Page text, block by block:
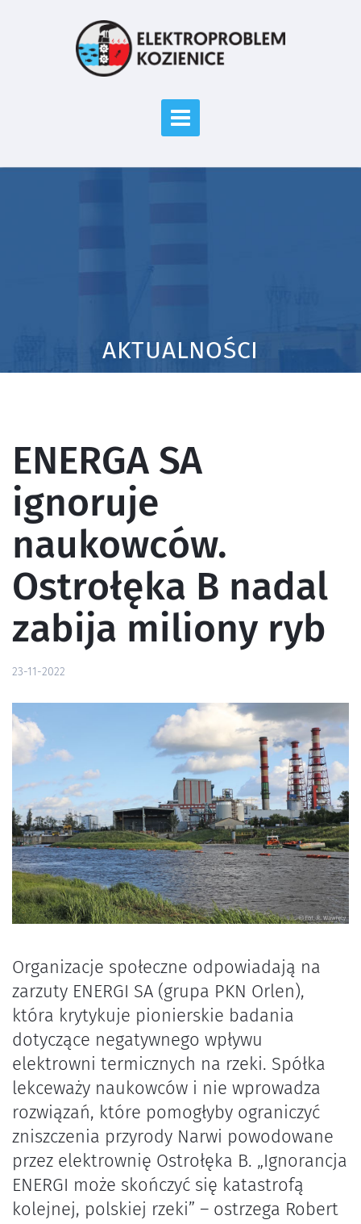
AKTUALNOŚCI
ENERGA SA
ignoruje
naukowców.
Ostrołęka B nadal
zabija miliony ryb
23-11-2022
Organizacje społeczne odpowiadają na
zarzuty ENERGI SA (grupa PKN Orlen),
która krytykuje pionierskie badania
dotyczące negatywnego wpływu
elektrowni termicznych na rzeki. Spółka
lekceważy naukowców i nie wprowadza
rozwiązań, które pomogłyby ograniczyć
zniszczenia przyrody Narwi powodowane
przez elektrownię Ostrołęka B. „Ignorancja
ENERGI może skończyć się katastrofą
kolejnej, polskiej rzeki” – ostrzega Robert